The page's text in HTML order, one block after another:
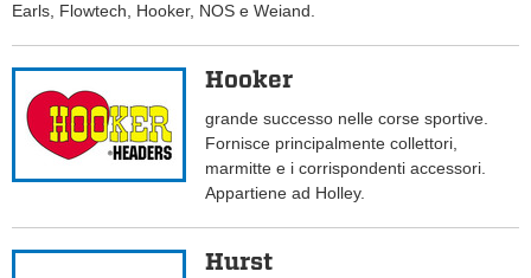
Earls, Flowtech, Hooker, NOS e Weiand.
Hooker
grande successo nelle corse sportive.
Fornisce principalmente collettori,
marmitte e i corrispondenti accessori.
Appartiene ad Holley.
Hurst